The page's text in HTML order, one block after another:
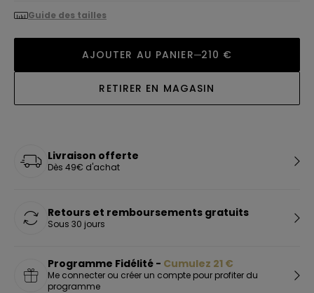
Guide des tailles
AJOUTER AU PANIER 210 €
RETIRER EN MAGASIN
Livraison offerte
Dès 49€ d'achat
Retours et remboursements gratuits
Sous 30 jours
Programme Fidélité - Cumulez 21 €
Me connecter ou créer un compte pour profiter du
programme